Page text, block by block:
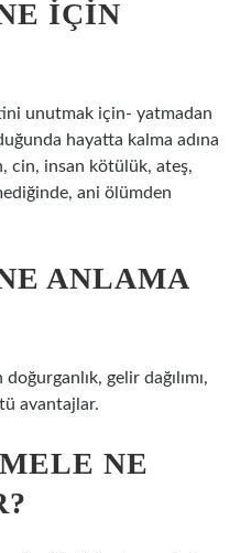
İÇIN
unutmak için- yatmadan
hayatta kalma adına
cin, insan kötülük, ateş,
ani ölümden
ANLAMA
gelir dağılımı,
avantajlar.
NE